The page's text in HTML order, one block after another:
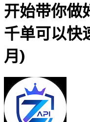
开始带你做
千单可以快
月)